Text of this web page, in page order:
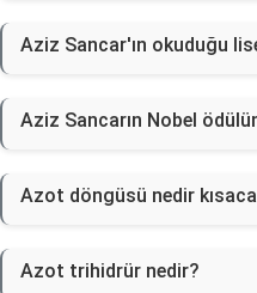
Aziz Sancar'ın okuduğu
Aziz Sancarın Nobel
Azot döngüsü nedir
Azot trihidrür nedir?